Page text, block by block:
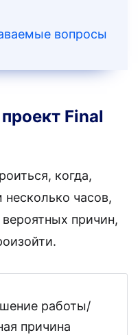
вопросы
Final
когда,
несколько часов,
причин,
работы/
причина